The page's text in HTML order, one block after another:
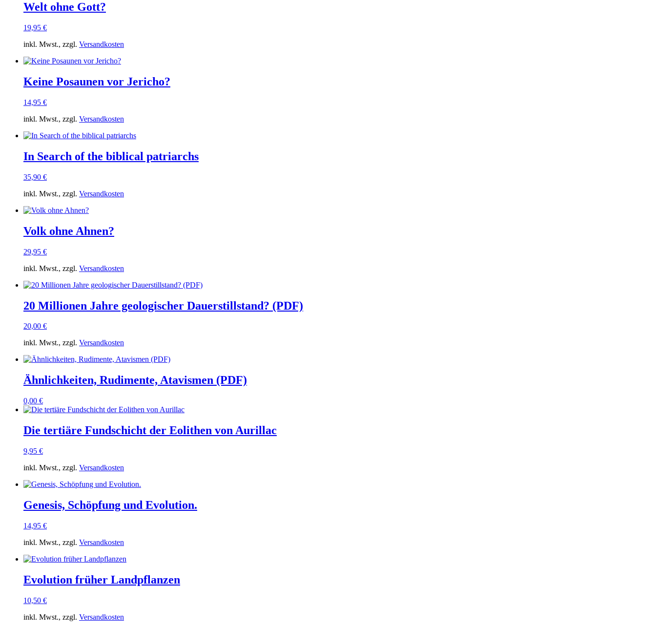
Welt ohne Gott?
19,95 €
inkl. Mwst., zzgl. Versandkosten
Keine Posaunen vor Jericho?
14,95 €
inkl. Mwst., zzgl. Versandkosten
In Search of the biblical patriarchs
35,90 €
inkl. Mwst., zzgl. Versandkosten
Volk ohne Ahnen?
29,95 €
inkl. Mwst., zzgl. Versandkosten
20 Millionen Jahre geologischer Dauerstillstand? (PDF)
20,00 €
inkl. Mwst., zzgl. Versandkosten
Ähnlichkeiten, Rudimente, Atavismen (PDF)
0,00 €
Die tertiäre Fundschicht der Eolithen von Aurillac
9,95 €
inkl. Mwst., zzgl. Versandkosten
Genesis, Schöpfung und Evolution.
14,95 €
inkl. Mwst., zzgl. Versandkosten
Evolution früher Landpflanzen
10,50 €
inkl. Mwst., zzgl. Versandkosten